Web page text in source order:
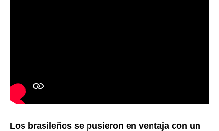
Los brasileños se pusieron en ventaja con un